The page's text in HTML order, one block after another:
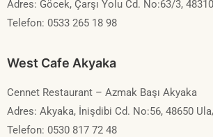
Adres: Göcek, Çarşı Yolu Cd. No:63/3,
Telefon: 0533 265 18 98
West Cafe Akyaka
Cennet Restaurant – Azmak Başı Akyaka
Adres: Akyaka, İnişdibi Cd. No:56, 48650
Telefon: 0530 817 72 48